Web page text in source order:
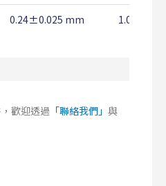
0.24±0.025 mm 1.0↑ Kg/
歡迎透過 「聯絡我們」 與